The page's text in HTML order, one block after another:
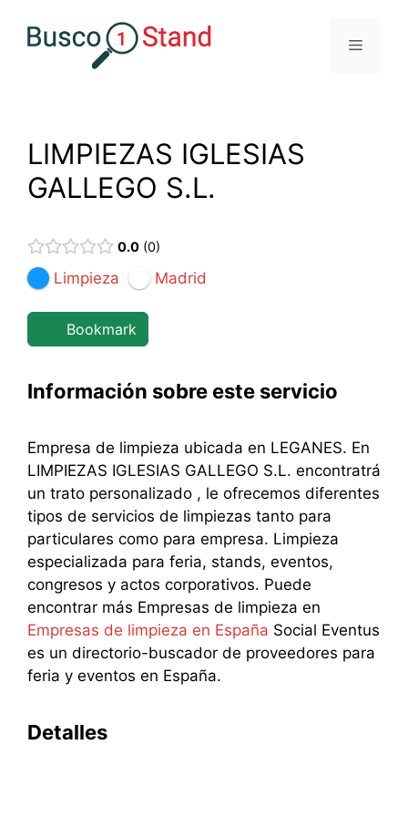
Menú
LIMPIEZAS IGLESIAS
GALLEGO S.L.
0.0 0
Limpieza Madrid
Bookmark
Información sobre este servicio
Empresa de limpieza ubicada en LEGANES. En
LIMPIEZAS IGLESIAS GALLEGO S.L. encontratrá
un trato personalizado , le ofrecemos diferentes
tipos de servicios de limpiezas tanto para
particulares como para empresa. Limpieza
especializada para feria, stands, eventos,
congresos y actos corporativos. Puede
encontrar más Empresas de limpieza en
Empresas de limpieza en España Social Eventus
es un directorio-buscador de proveedores para
feria y eventos en España.
Detalles